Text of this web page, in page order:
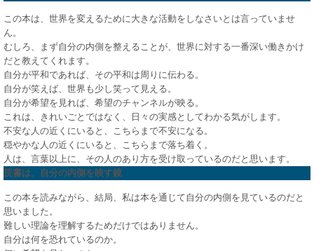
この本は、世界を変えるために大きな活動をしなさいとは言っていませ
ん。
むしろ、まず自分の内側を整えることが、世界に対する一番深い働きかけ
だと教えてくれます。
自分が平和であれば、その平和は周りに伝わる。
自分が笑えば、世界も少し笑って見える。
自分が希望を見れば、希望のチャンネルが映る。
これは、きれいごとではなく、日々の実感としてわかる気がします。
不安な人の近くにいると、こちらまで不安になる。
穏やかな人の近くにいると、こちらまで落ち着く。
人は、言葉以上に、その人のあり方を受け取っているのだと思います。
読書は、自分の内側を映す鏡
この本を読みながら、結局、私は本を通じて自分の内側を見ているのだと
思いました。
難しい理論を理解するためだけではありません。
自分は何を恐れているのか。